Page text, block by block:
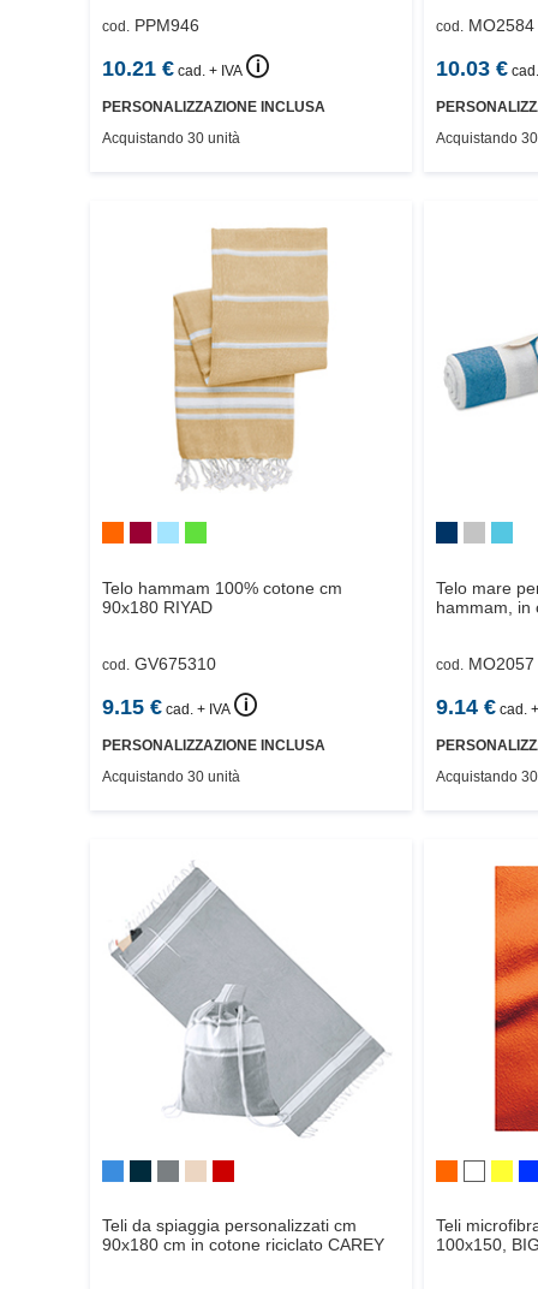
cod. PPM946
10.21 € cad. + IVA 🛈
PERSONALIZZAZIONE INCLUSA
Acquistando 30 unità
cod. MO2584
10.03€
Acquistando
Telo hammam 100% cotone cm
90x180 RIYAD
cod. GV675310
9.15 € cad. + IVA 🛈
PERSONALIZZAZIONE INCLUSA
Acquistando 30 unità
Telo mare
hammam, in
cod. MO2057
9.14€ cad.
Acquistando
Teli da spiaggia personalizzati cm
90x180 cm in cotone riciclato CAREY
Teli
100x150,